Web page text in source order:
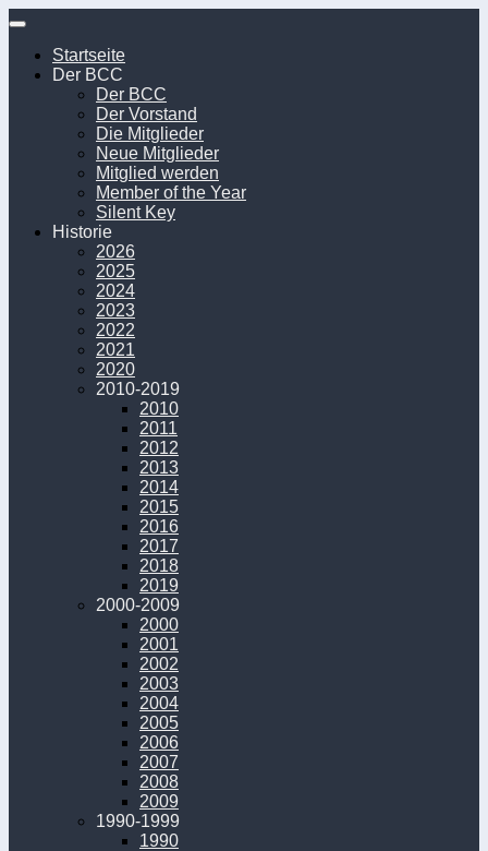
Unter
Inhalt
Startseite
Der BCC
Der BCC
Der Vorstand
Die Mitglieder
Neue Mitglieder
Mitglied werden
Member of the Year
Silent Key
Historie
2026
2025
2024
2023
2022
2021
2020
2010-2019
2010
2011
2012
2013
2014
2015
2016
2017
2018
2019
2000-2009
2000
2001
2002
2003
2004
2005
2006
2007
2008
2009
1990-1999
1990